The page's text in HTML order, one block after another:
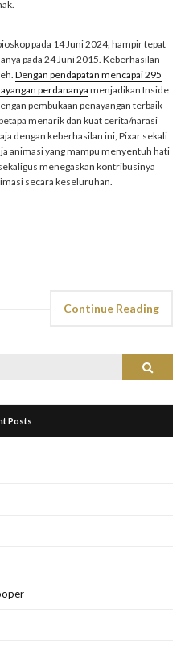
pada 14 Juni 2024, hampir tepat
pada 24 Juni 2015. Keberhasilan
Dengan pendapatan mencapai 295
perdananya menjadikan Inside
pembukaan penayangan terbaik
menarik dan kuat cerita/narasi
dengan keberhasilan ini, Pixar sekali
animasi yang mampu menyentuh hati
menegaskan kontribusinya
secara keseluruhan.
Continue Reading
Search
Posts